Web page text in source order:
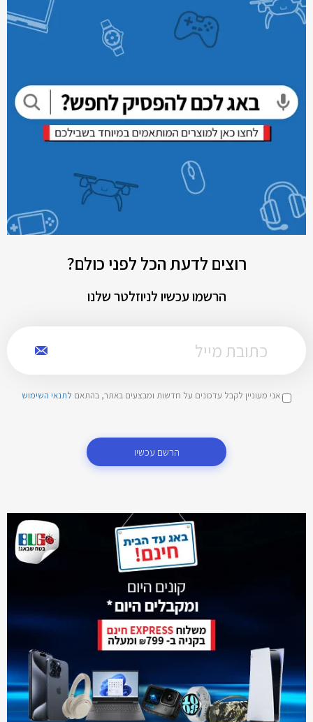
רוצים לדעת הכל לפני כולם?
הרשמו עכשיו לניוזלטר שלנו
אני מעוניין לקבל עדכונים על חדשות ומבצעים באתר, בהתאם לתנאי השימוש
הרשם עכשיו